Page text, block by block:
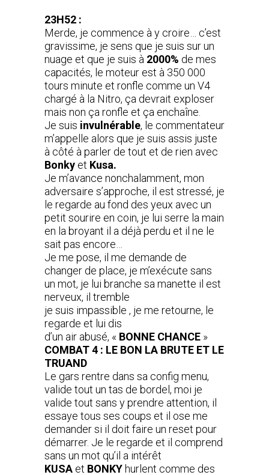
23H52 :
Merde, je commence à y croire… c’est
gravissime, je sens que je suis sur un
nuage et que je suis à 2000% de mes
capacités, le moteur est à 350 000
tours minute et ronfle comme un V4
chargé à la Nitro, ça devrait exploser
mais non ça ronfle et ça enchaîne.
Je suis invulnérable, le commentateur
m’appelle alors que je suis assis juste
à côté à parler de tout et de rien avec
Bonky et Kusa.
Je m’avance nonchalamment, mon
adversaire s’approche, il est stressé, je
le regarde au fond des yeux avec un
petit sourire en coin, je lui serre la main
en la broyant il a déjà perdu et il ne le
sait pas encore…
Je me pose, il me demande de
changer de place, je m’exécute sans
un mot, je lui branche sa manette il est
nerveux, il tremble
je suis impassible , je me retourne, le
regarde et lui dis
d’un air abusé, « BONNE CHANCE »
COMBAT 4 : LE BON LA BRUTE ET LE
TRUAND
Le gars rentre dans sa config menu,
valide tout un tas de bordel, moi je
valide tout sans y prendre attention, il
essaye tous ses coups et il ose me
demander si il doit faire un reset pour
démarrer. Je le regarde et il comprend
sans un mot qu’il a intérêt
KUSA et BONKY hurlent comme des